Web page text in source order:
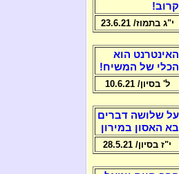
קרוב!
י"ג בתמוז/ 23.6.21
האינטרנט הוא
הכלי של המשיח!
ל' בסיון/ 10.6.21
על שלושה דברים
בא האסון במירון
י"ז בסיון/ 28.5.21